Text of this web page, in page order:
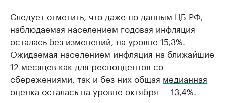
Следует отметить, что даже по данным ЦБ РФ,
наблюдаемая населением годовая инфляция
осталась без изменений, на уровне 15,3%.
Ожидаемая населением инфляция на ближайшие
12 месяцев как для респондентов со
сбережениями, так и без них общая медианная
оценка осталась на уровне октября — 13,4%.